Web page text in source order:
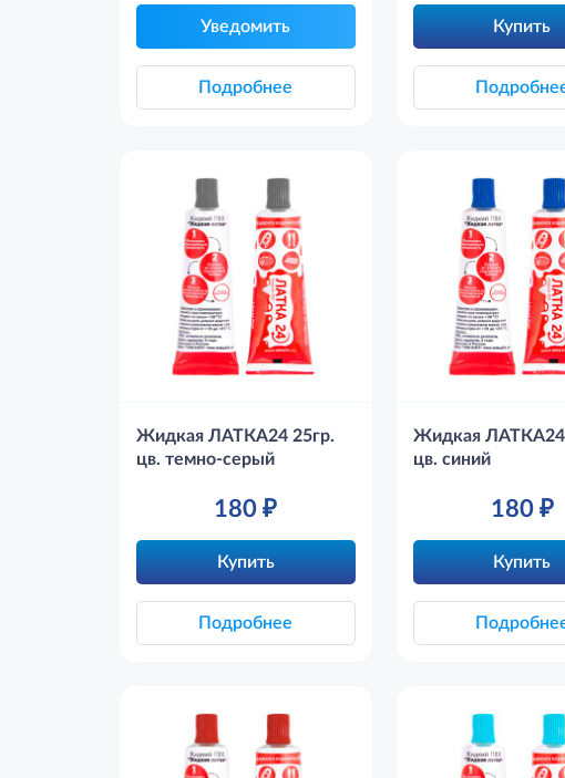
Уведомить
Подробнее
Купить
Жидкая ЛАТКА24 25гр.
цв. темно-серый
180 ₽
Купить
Подробнее
Жидкая ЛАТКА24
цв. синий
180₽
Купить